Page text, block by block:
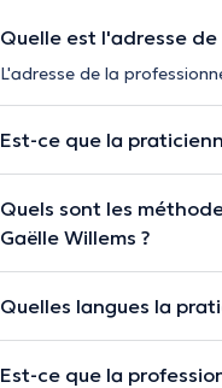
Quelle est l'adresse
L'adresse de la
Est-ce que la
Quels sont les
Gaëlle Willems ?
Quelles langues la
Est-ce que la